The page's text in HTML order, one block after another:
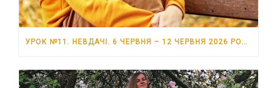
УРОК №11. НЕВДАЧІ. 6 ЧЕРВНЯ – 12 ЧЕРВНЯ 2026 РОКУ